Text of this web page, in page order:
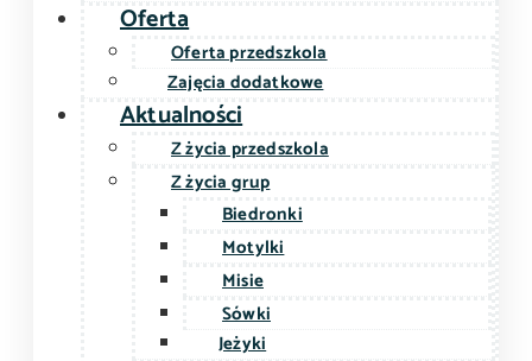
Oferta
Oferta przedszkola
Zajęcia dodatkowe
Aktualności
Z życia przedszkola
Z życia grup
Biedronki
Motylki
Misie
Sówki
Jeżyki